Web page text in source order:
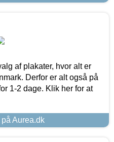
af plakater, hvor alt er
Derfor er alt også på
1-2 dage. Klik her for at
Aurea.dk